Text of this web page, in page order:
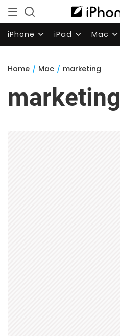
iPhone iPad Mac
Home / Mac / marketing
marketing